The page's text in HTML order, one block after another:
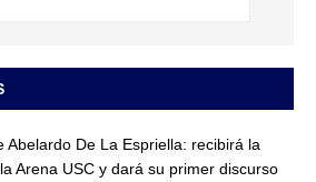
Abelardo De La Espriella: recibirá la
Arena USC y dará su primer discurso